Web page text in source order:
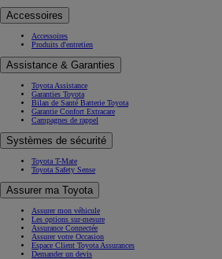
Accessoires
Accessoires
Produits d'entretien
Assistance & Garanties
Toyota Assistance
Garanties Toyota
Bilan de Santé Batterie Toyota
Garantie Confort Extracare
Campagnes de rappel
Systèmes de sécurité
Toyota T-Mate
Toyota Safety Sense
Assurer ma Toyota
Assurer mon véhicule
Les options sur-mesure
Assurance Connectée
Assurer votre Occasion
Espace Client Toyota Assurances
Demander un devis